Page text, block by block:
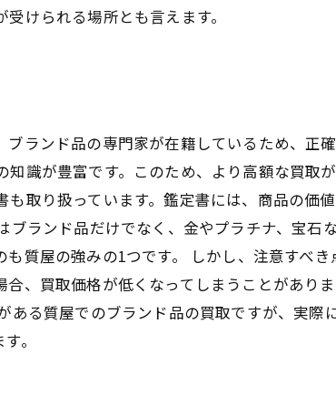
けられる場所とも言えます。
ランド品の専門家が在籍しているため、正確
識が豊富です。このため、より高額な買取
取り扱っています。鑑定書には、商品の価
ランド品だけでなく、金やプラチナ、宝石
質屋の強みの1つです。 しかし、注意すべ
、買取価格が低くなってしまうことがあり
る質屋でのブランド品の買取ですが、実際
。